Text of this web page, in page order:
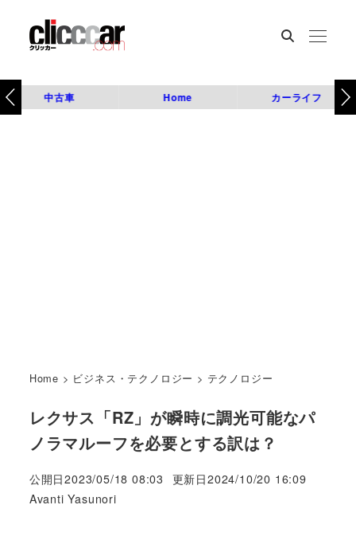
中古車 Home カーライフ
Home > ビジネス・テクノロジー > テクノロジー
レクサス「RZ」が瞬時に調光可能なパ
ノラマルーフを必要とする訳は？
公開日2023/05/18 08:03 更新日2024/10/20 16:09
著
Avanti Yasunori